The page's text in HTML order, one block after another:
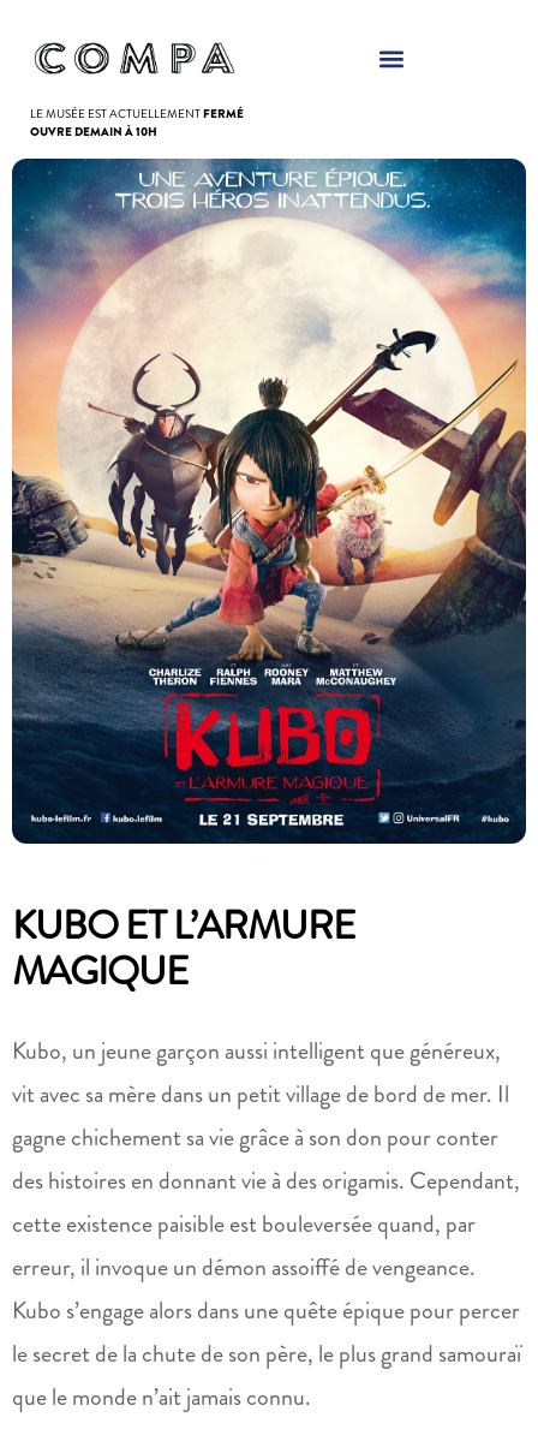
LE MUSÉE EST ACTUELLEMENTFERMÉ
OUVRE DEMAIN À 10H
KUBO ET L’ARMURE
MAGIQUE
Kubo, un jeune garçon aussi intelligent que généreux,
vit avec sa mère dans un petit village de bord de mer. Il
gagne chichement sa vie grâce à son don pour conter
des histoires en donnant vie à des origamis. Cependant,
cette existence paisible est bouleversée quand, par
erreur, il invoque un démon assoiffé de vengeance.
Kubo s’engage alors dans une quête épique pour percer
le secret de la chute de son père, le plus grand samouraï
que le monde n’ait jamais connu.